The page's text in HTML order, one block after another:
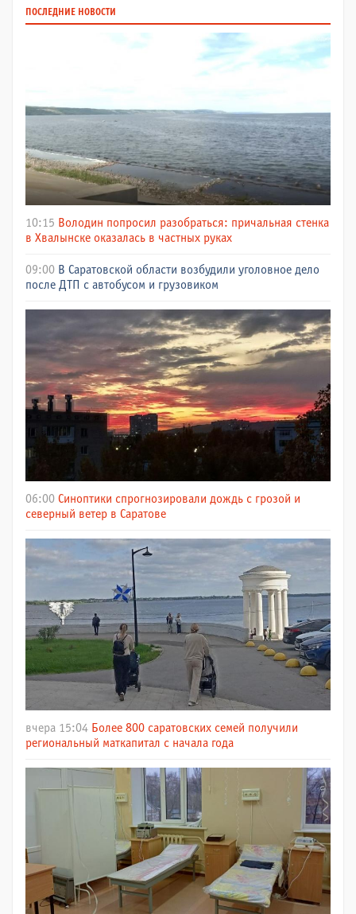
ПОСЛЕДНИЕ НОВОСТИ
10:15 Володин попросил разобраться: причальная стенка
в Хвалынске оказалась в частных руках
09:00 В Саратовской области возбудили уголовное дело
после ДТП с автобусом и грузовиком
06:00 Синоптики спрогнозировали дождь с грозой и
северный ветер в Саратове
вчера 15:04 Более 800 саратовских семей получили
региональный маткапитал с начала года